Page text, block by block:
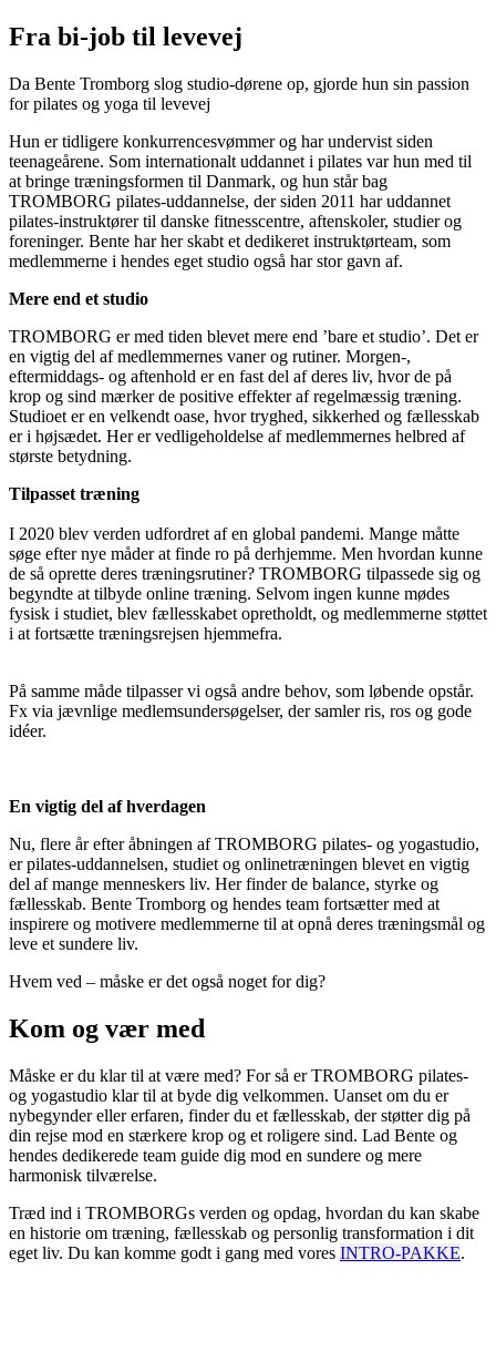
Fra bi-job til levevej
Da Bente Tromborg slog studio-dørene op, gjorde hun sin passion
for pilates og yoga til levevej
Hun er tidligere konkurrencesvømmer og har undervist siden
teenageårene. Som internationalt uddannet i pilates var hun med til
at bringe træningsformen til Danmark, og hun står bag
TROMBORG pilates-uddannelse, der siden 2011 har uddannet
pilates-instruktører til danske fitnesscentre, aftenskoler, studier og
foreninger. Bente har her skabt et dedikeret instruktørteam, som
medlemmerne i hendes eget studio også har stor gavn af.
Mere end et studio
TROMBORG er med tiden blevet mere end ’bare et studio’. Det er
en vigtig del af medlemmernes vaner og rutiner. Morgen-,
eftermiddags- og aftenhold er en fast del af deres liv, hvor de på
krop og sind mærker de positive effekter af regelmæssig træning.
Studioet er en velkendt oase, hvor tryghed, sikkerhed og fællesskab
er i højsædet. Her er vedligeholdelse af medlemmernes helbred af
største betydning.
Tilpasset træning
I 2020 blev verden udfordret af en global pandemi. Mange måtte
søge efter nye måder at finde ro på derhjemme. Men hvordan kunne
de så oprette deres træningsrutiner? TROMBORG tilpassede sig og
begyndte at tilbyde online træning. Selvom ingen kunne mødes
fysisk i studiet, blev fællesskabet opretholdt, og medlemmerne støttet
i at fortsætte træningsrejsen hjemmefra.
På samme måde tilpasser vi også andre behov, som løbende opstår.
Fx via jævnlige medlemsundersøgelser, der samler ris, ros og gode
idéer.
En vigtig del af hverdagen
Nu, flere år efter åbningen af TROMBORG pilates- og yogastudio,
er pilates-uddannelsen, studiet og onlinetræningen blevet en vigtig
del af mange menneskers liv. Her finder de balance, styrke og
fællesskab. Bente Tromborg og hendes team fortsætter med at
inspirere og motivere medlemmerne til at opnå deres træningsmål og
leve et sundere liv.
Hvem ved – måske er det også noget for dig?
Kom og vær med
Måske er du klar til at være med? For så er TROMBORG pilates-
og yogastudio klar til at byde dig velkommen. Uanset om du er
nybegynder eller erfaren, finder du et fællesskab, der støtter dig på
din rejse mod en stærkere krop og et roligere sind. Lad Bente og
hendes dedikerede team guide dig mod en sundere og mere
harmonisk tilværelse.
Træd ind i TROMBORGs verden og opdag, hvordan du kan skabe
en historie om træning, fællesskab og personlig transformation i dit
eget liv. Du kan komme godt i gang med vores INTRO-PAKKE.